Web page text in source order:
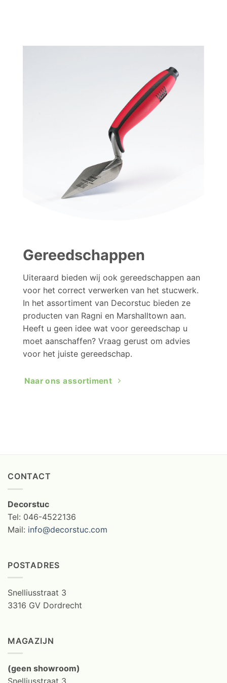
Gereedschappen
Uiteraard bieden wij ook gereedschappen aan
voor het correct verwerken van het stucwerk.
In het assortiment van Decorstuc bieden ze
producten van Ragni en Marshalltown aan.
Heeft u geen idee wat voor gereedschap u
moet aanschaffen? Vraag gerust om advies
voor het juiste gereedschap.
Naar ons assortiment
CONTACT
Decorstuc
Tel: 046-4522136
Mail: info@decorstuc.com
POSTADRES
Snelliusstraat 3
3316 GV Dordrecht
MAGAZIJN
(geen showroom)